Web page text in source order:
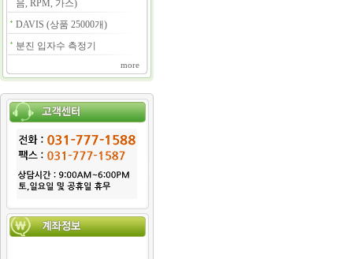
음, RPM, 가스)
DAVIS (상품 25000개)
분진 입자수 측정기
more